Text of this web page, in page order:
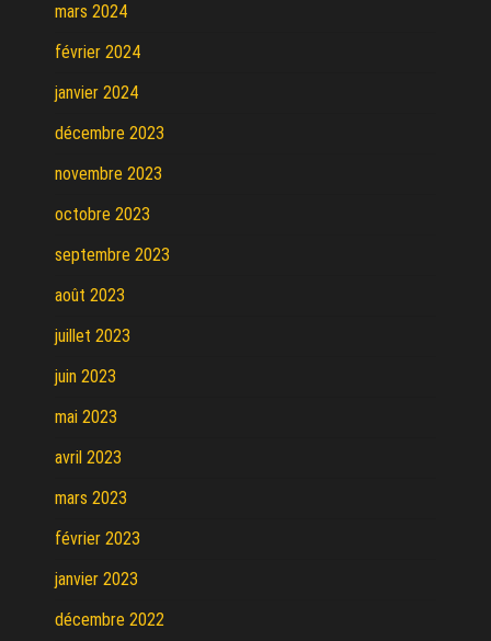
mars 2024
février 2024
janvier 2024
décembre 2023
novembre 2023
octobre 2023
septembre 2023
août 2023
juillet 2023
juin 2023
mai 2023
avril 2023
mars 2023
février 2023
janvier 2023
décembre 2022